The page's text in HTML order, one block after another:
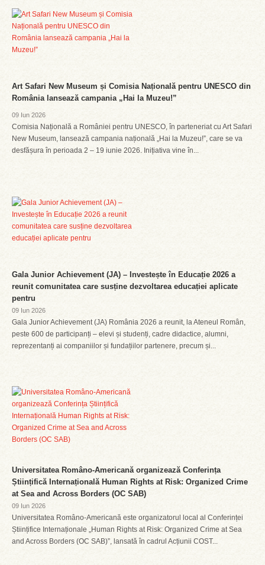
Art Safari New Museum și Comisia Națională pentru UNESCO din
România lansează campania „Hai la Muzeu!”
09 Iun 2026
Comisia Națională a României pentru UNESCO, în parteneriat cu Art Safari
New Museum, lansează campania națională „Hai la Muzeu!”, care se va
desfășura în perioada 2 – 19 iunie 2026. Inițiativa vine în...
Gala Junior Achievement (JA) – Investește în Educație 2026 a
reunit comunitatea care susține dezvoltarea educației aplicate
pentru
09 Iun 2026
Gala Junior Achievement (JA) România 2026 a reunit, la Ateneul Român,
peste 600 de participanți – elevi și studenți, cadre didactice, alumni,
reprezentanți ai companiilor și fundațiilor partenere, precum și...
Universitatea Româno-Americană organizează Conferința
Științifică Internațională Human Rights at Risk: Organized Crime
at Sea and Across Borders (OC SAB)
09 Iun 2026
Universitatea Româno-Americană este organizatorul local al Conferinței
Științifice Internaționale „Human Rights at Risk: Organized Crime at Sea
and Across Borders (OC SAB)”, lansată în cadrul Acțiunii COST...